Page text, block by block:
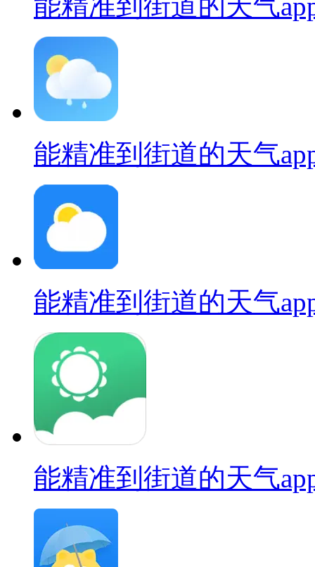
能精准到街道的天气
能精准到街道的天气
能精准到街道的天气